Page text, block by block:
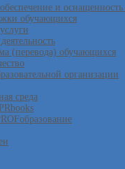
и
обучающихся
(перевода) обучающихся
организации
среда